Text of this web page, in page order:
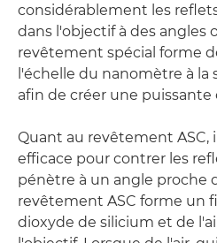
considérablement les
dans l'objectif à des angles
revêtement spécial forme
l'échelle du nanomètre à la
afin de créer une puissante
Quant au revêtement
efficace pour contrer les
pénètre à un angle proche
revêtement ASC forme un
dioxyde de silicium et de